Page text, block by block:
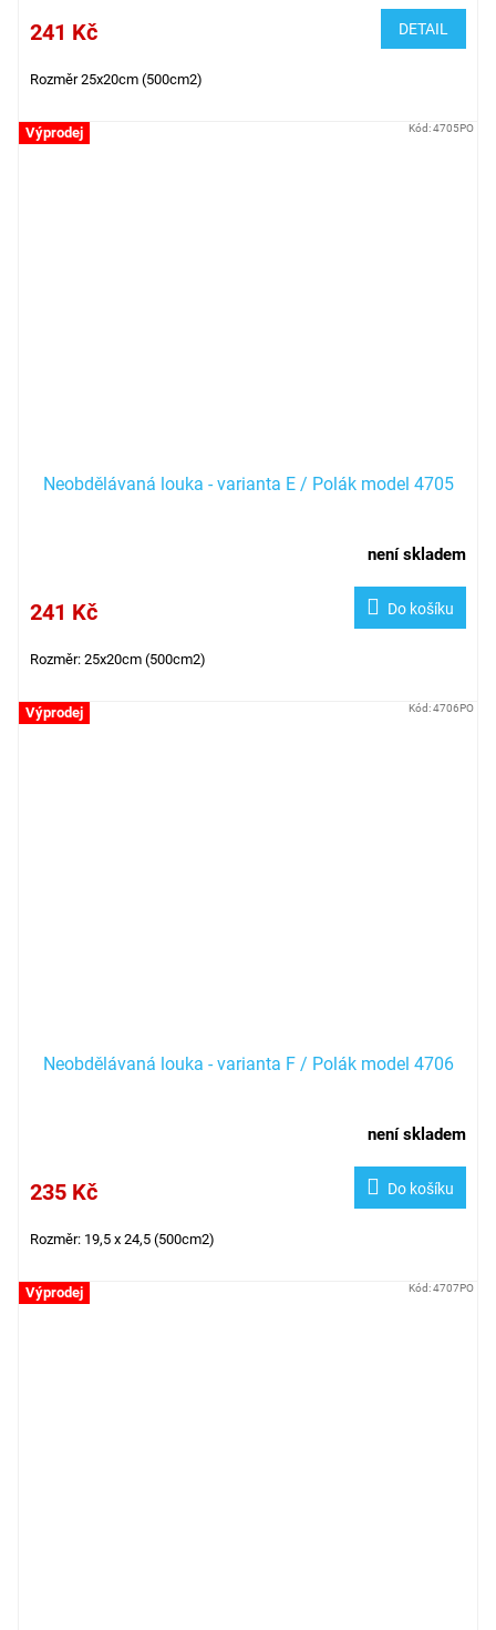
241 Kč DETAIL
Rozměr 25x20cm (500cm2)
Výprodej
Neobdělávaná louka - varianta E / Polák model 4705
není skladem
241 Kč Do košíku
Rozměr: 25x20cm (500cm2)
Kód:4705PO
Výprodej
Neobdělávaná louka - varianta F / Polák model 4706
není skladem
235 Kč Do košíku
Rozměr: 19,5 x 24,5 (500cm2)
Kód:4706PO
Výprodej Kód:4707PO